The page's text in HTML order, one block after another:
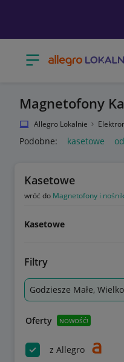
Otwórz menu z
Magnetofony
Allegro Lokalnie
Podobne: kasetowe
Kasetowe
wróć do Magnetofony i
Kasetowe
Filtry
Godziesze Małe,
Oferty NOWOŚĆ!
z Allegro